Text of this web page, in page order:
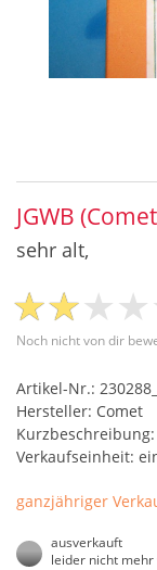
JGWB
sehr alt,
Noch nicht von dir
Artikel-Nr.:
Hersteller: Comet
Verkaufseinheit:
ganzjähriger
ausverkauft
leider nicht